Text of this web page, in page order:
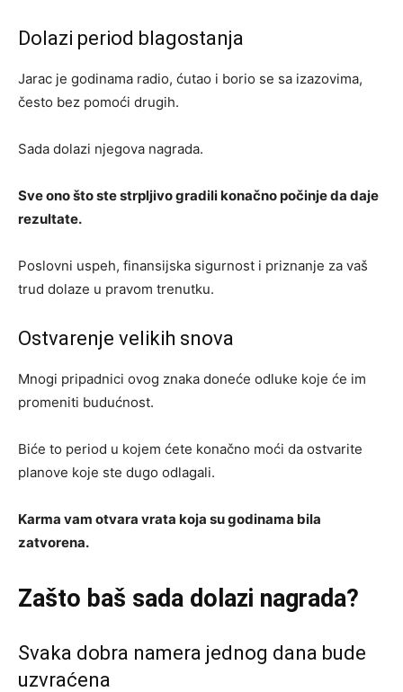
Dolazi period blagostanja
Jarac je godinama radio, ćutao i borio se sa izazovima,
često bez pomoći drugih.
Sada dolazi njegova nagrada.
Sve ono što ste strpljivo gradili konačno počinje da daje
rezultate.
Poslovni uspeh, finansijska sigurnost i priznanje za vaš
trud dolaze u pravom trenutku.
Ostvarenje velikih snova
Mnogi pripadnici ovog znaka doneće odluke koje će im
promeniti budućnost.
Biće to period u kojem ćete konačno moći da ostvarite
planove koje ste dugo odlagali.
Karma vam otvara vrata koja su godinama bila
zatvorena.
Zašto baš sada dolazi nagrada?
Svaka dobra namera jednog dana bude
uzvraćena